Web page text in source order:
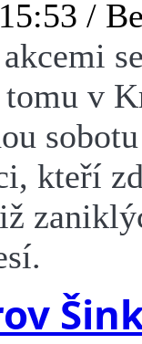
/
v
kteří